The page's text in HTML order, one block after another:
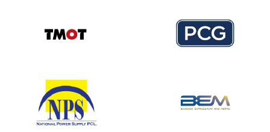
ปฏิบัติงานต้องคำนึงถึงน้ำหนักรวมทั้งหมด ไม่ใช่แค่น้ำหนัก
คน แต่รวมถึงอุปกรณ์ เครื่องมือ และวัสดุที่นำขึ้นไปด้วยใน
ทางปฏิบัติ ติดป้ายแสดงน้ำหนักบรรทุกสูงสุดให้เห็นชัด
ปลอดภัยคือ “เผื่อไว้ดีกว่าแก้” การใช้งานต่ำกว่าขีดจำกัด
เล็กน้อย ย่อมปลอดภัยกว่าการใช้งานเต็มพิกัดเสมอสภาพ
พื้นและพื้นที่ปฏิบัติงานพื้นผิวที่ใช้ตั้งรถกระเช้าต้องมีความ
แข็งแรง มั่นคง และได้ระดับ ห้ามใช้งานบนพื้นอ่อน พื้นเอียง
แรงงาน ภายในหกสิบวันหลังจากที่มีการยกเลิก ปรับปรุง
หรือเปลี่ยนแปลงเสร็จสิ้น ข้อ 3 ให้ผู้ที่สำเร็จการ
ศึกษาไม่ต่ำกว่าระดับปริญญาตรี สาขาอาชีวอนามัยและ
ที่ประกาศนี้มีผลใช้บังคับ ให้ถือว่าเป็นผู้มีคุณสมบัติตามข้อ
21 (1) แห่งกฎกระทรวงการจัดให้มีเจ้าหน้าที่ความปลอดภัย
ในการทำงาน บุคลากร หน่วยงน หรือคณะบุคคลเพื่อ
ดำเนินการด้านความปลอดภัยในสถานประกอบกิจการ พ.ศ.